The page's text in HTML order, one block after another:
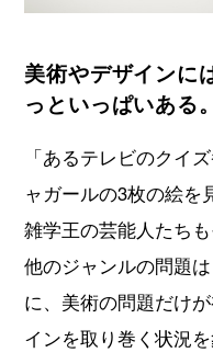
美術やデザインに
っといっぱいある。
「あるテレビのクイ
ャガールの3枚の絵を
雑学王の芸能人たち
他のジャンルの問題
に、美術の問題だけ
インを取り巻く状況